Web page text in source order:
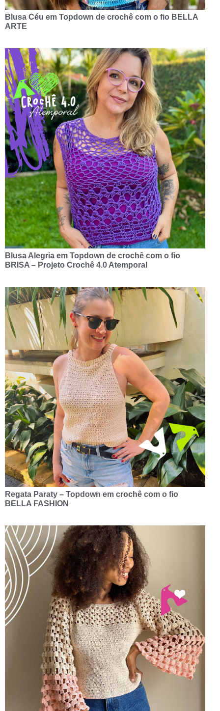
Blusa Céu em Topdown de crochê com o fio BELLA
ARTE
Blusa Alegria em Topdown de crochê com o fio
BRISA – Projeto Crochê 4.0 Atemporal
Regata Paraty – Topdown em crochê com o fio
BELLA FASHION